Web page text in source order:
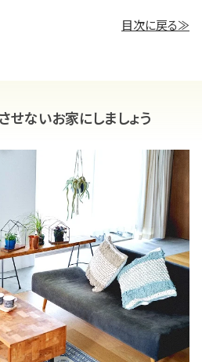
目次に戻る≫
せないお家にしましょう